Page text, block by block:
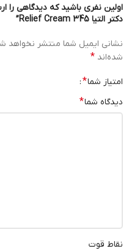
اولین نفری باشید که دیدگاهی را
دکتر التیا 345 Relief Cream”
نشانی ایمیل شما منتشر نخواهد
شده‌اند *
امتیاز شما*
دیدگاه شما*
نقاط قوت